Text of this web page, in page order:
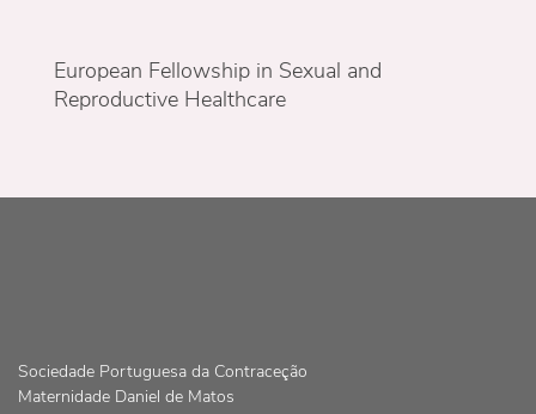
European Fellowship in Sexual and
Reproductive Healthcare
Sociedade Portuguesa da Contraceção
Maternidade Daniel de Matos